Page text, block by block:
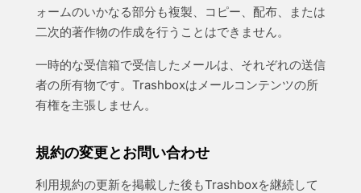
ォームのいかなる部分も複製、コピー、配布、または
二次的著作物の作成を行うことはできません。
一時的な受信箱で受信したメールは、それぞれの送信
者の所有物です。Trashboxはメールコンテンツの所
有権を主張しません。
規約の変更とお問い合わせ
利用規約の更新を掲載した後もTrashboxを継続して